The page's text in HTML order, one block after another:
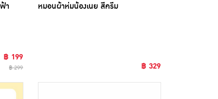
า
฿ 199
฿ 299
หมอนผ้าห่มน้องเนย สีครีม
฿ 329